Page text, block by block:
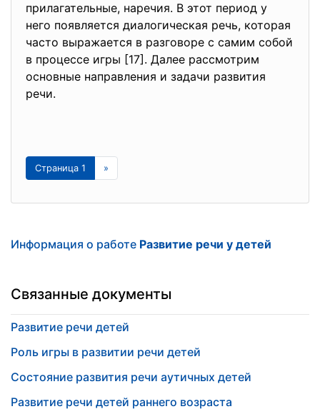
прилагательные, наречия. В этот период у
него появляется диалогическая речь, которая
часто выражается в разговоре с самим собой
в процессе игры [17]. Далее рассмотрим
основные направления и задачи развития
речи.
Страница 1 »
Информация о работе Развитие речи у детей
Связанные документы
Развитие речи детей
Роль игры в развитии речи детей
Состояние развития речи аутичных детей
Развитие речи детей раннего возраста